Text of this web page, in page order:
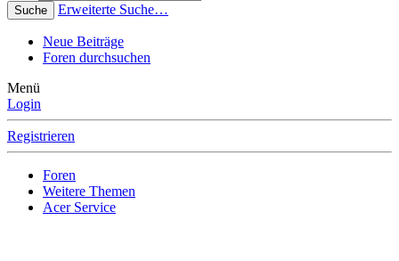
Suche Erweiterte Suche…
Neue Beiträge
Foren durchsuchen
Menü
Login
Registrieren
Foren
Weitere Themen
Acer Service